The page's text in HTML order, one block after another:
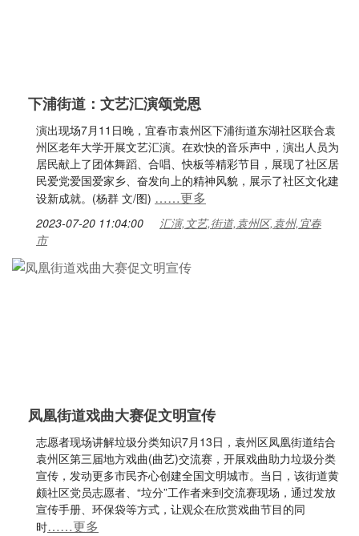
下浦街道：文艺汇演颂党恩
演出现场7月11日晚，宜春市袁州区下浦街道东湖社区联合袁
州区老年大学开展文艺汇演。在欢快的音乐声中，演出人员为
居民献上了团体舞蹈、合唱、快板等精彩节目，展现了社区居
民爱党爱国爱家乡、奋发向上的精神风貌，展示了社区文化建
设新成就。(杨群 文/图) ……更多
2023-07-20 11:04:00
汇演,文艺,街道,袁州区,袁州,宜春
市
凤凰街道戏曲大赛促文明宣传
志愿者现场讲解垃圾分类知识7月13日，袁州区凤凰街道结合
袁州区第三届地方戏曲(曲艺)交流赛，开展戏曲助力垃圾分类
宣传，发动更多市民齐心创建全国文明城市。当日，该街道黄
颇社区党员志愿者、“垃分”工作者来到交流赛现场，通过发放
宣传手册、环保袋等方式，让观众在欣赏戏曲节目的同
时……更多